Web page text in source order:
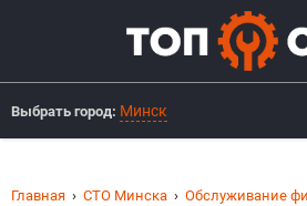
Выбрать город: Минск
Главная СТО Минска
Обслуживание